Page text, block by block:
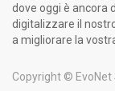
dove oggi è ancora
digitalizzare il
a migliorare la
Copyright © EvoNet